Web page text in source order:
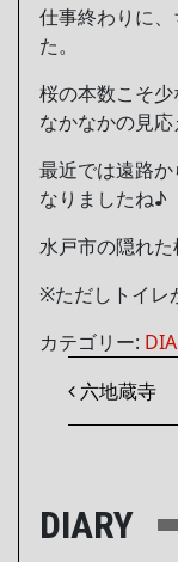
仕事終わりに
た。
桜の本数こそ
なかなかの見
最近では遠路
なりましたね♪
水戸市の隠れた
※ただしトイレ
カテゴリー:
投稿
六地蔵寺
DIARY